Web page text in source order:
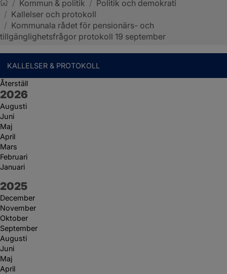
Sotenäs kommun
/ Kommun & politik / Politik och demokrati
/ Kallelser och protokoll
/ Kommunala rådet för pensionärs- och
tillgänglighetsfrågor protokoll 19 september
KALLELSER & PROTOKOLL
Återställ
År:
2026
Augusti
Juni
Maj
April
Mars
Februari
Januari
År:
2025
December
November
Oktober
September
Augusti
Juni
Maj
April